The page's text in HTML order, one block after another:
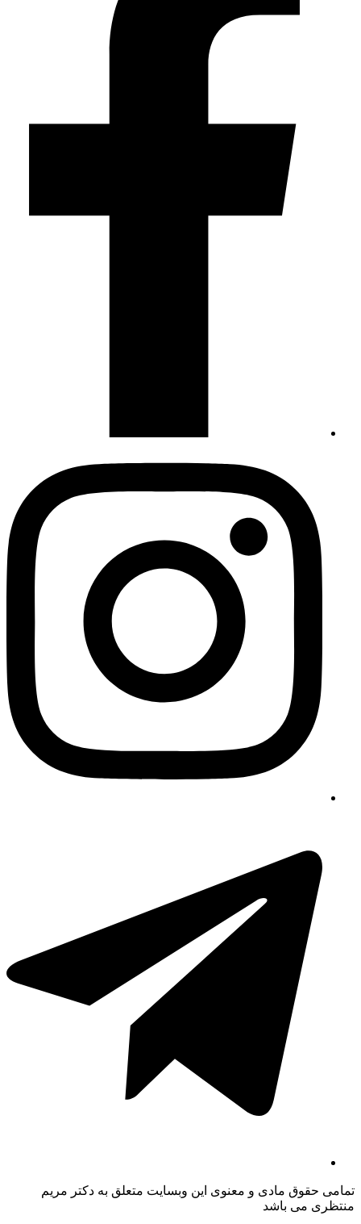
تمامی حقوق مادی و معنوی این وبسایت متعلق به دکتر مریم
منتظری می باشد